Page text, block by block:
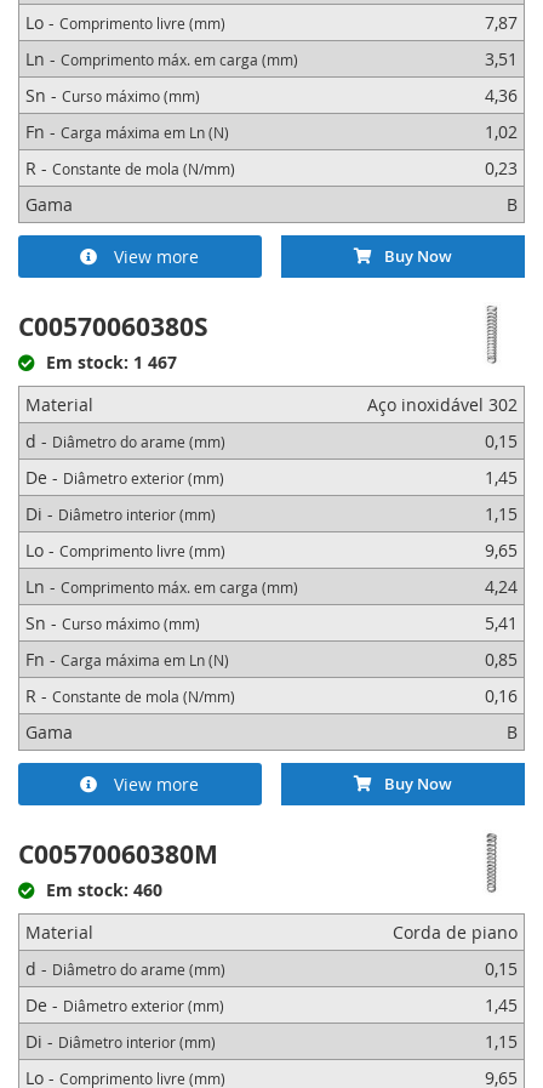
Lo - Comprimento livre (mm)
7,87
Ln - Comprimento máx. em carga (mm)
3,51
Sn - Curso máximo (mm)
4,36
Fn - Carga máxima em Ln (N)
1,02
R - Constante de mola (N/mm)
0,23
Gama
B
View more Buy Now
C00570060380S
Em stock: 1 467
Material
Aço inoxidável 302
d - Diâmetro do arame (mm)
0,15
De - Diâmetro exterior (mm)
1,45
Di - Diâmetro interior (mm)
1,15
Lo - Comprimento livre (mm)
9,65
Ln - Comprimento máx. em carga (mm)
4,24
Sn - Curso máximo (mm)
5,41
Fn - Carga máxima em Ln (N)
0,85
R - Constante de mola (N/mm)
0,16
Gama
B
View more Buy Now
C00570060380M
Em stock: 460
Material
Corda de piano
d - Diâmetro do arame (mm)
0,15
De - Diâmetro exterior (mm)
1,45
Di - Diâmetro interior (mm)
1,15
Lo - Comprimento livre (mm) 9,65